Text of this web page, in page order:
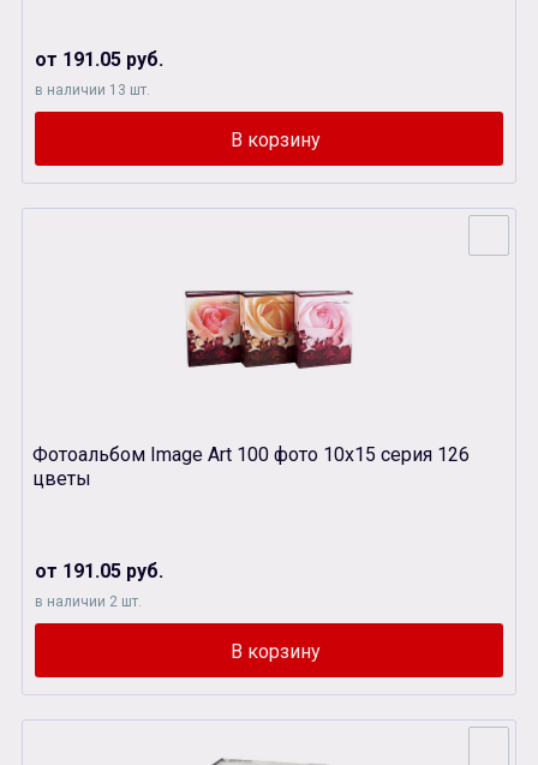
от 191.05 руб.
в наличии 13 шт.
Фотоальбом Image Art 100 фото 10х15 серия 126
цветы
от 191.05 руб.
в наличии 2 шт.